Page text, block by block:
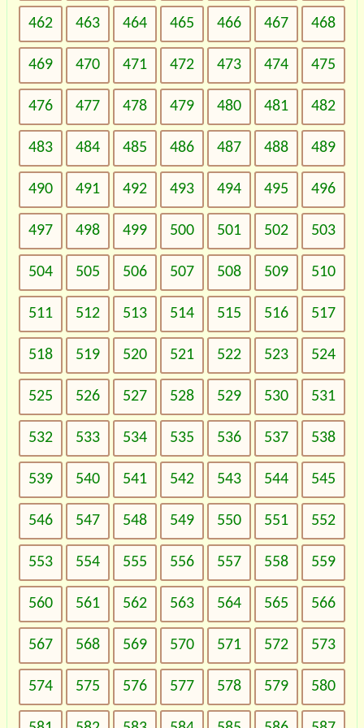
462 463 464 465 466 467 468
469 470 471 472 473 474 475
476 477 478 479 480 481 482
483 484 485 486 487 488 489
490 491 492 493 494 495 496
497 498 499 500 501 502 503
504 505 506 507 508 509 510
511 512 513 514 515 516 517
518 519 520 521 522 523 524
525 526 527 528 529 530 531
532 533 534 535 536 537 538
539 540 541 542 543 544 545
546 547 548 549 550 551 552
553 554 555 556 557 558 559
560 561 562 563 564 565 566
567 568 569 570 571 572 573
574 575 576 577 578 579 580